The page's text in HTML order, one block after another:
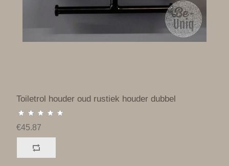
Toiletrol houder oud rustiek houder dubbel
€45.87